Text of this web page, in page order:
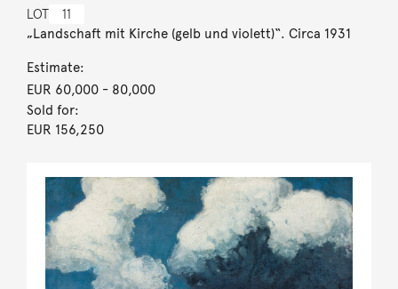
LOT 11
„Landschaft mit Kirche (gelb und violett)“. Circa 1931
Estimate:
EUR 60,000- 80,000
Sold for:
EUR 156,250